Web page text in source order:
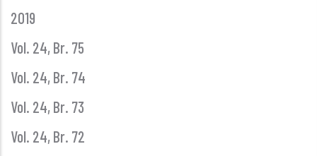
2019
Vol. 24, Br. 75
Vol. 24, Br. 74
Vol. 24, Br. 73
Vol. 24, Br. 72